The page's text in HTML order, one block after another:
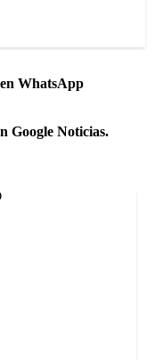
WhatsApp
Google Noticias.